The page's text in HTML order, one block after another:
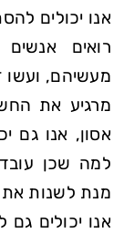
אנו יכולים
רואים
מעשיהם,
מרגיע את
אסון, אנו גם
למה שכן
מנת לשנות
אנו יכולים